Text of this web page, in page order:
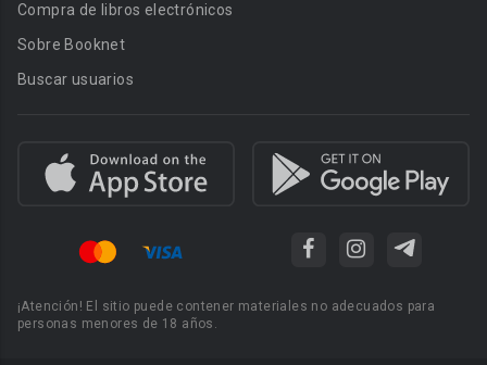
Compra de libros electrónicos
Sobre Booknet
Buscar usuarios
¡Atención! El sitio puede contener materiales no adecuados para
personas menores de 18 años.